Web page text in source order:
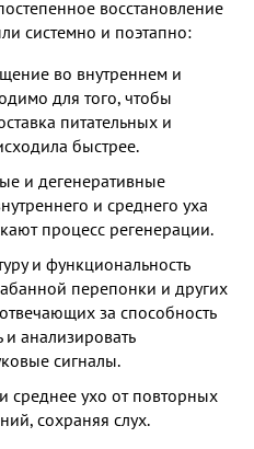
восстановление
системно и поэтапно:
во внутреннем и
для того, чтобы
питательных и
быстрее.
и дегенеративные
и среднего уха
процесс регенерации.
и функциональность
перепонки и других
за способность
анализировать
сигналы.
среднее ухо от повторных
сохраняя слух.